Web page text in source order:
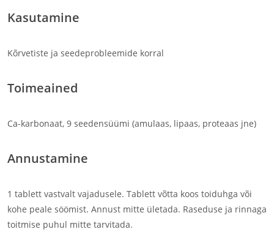
Kasutamine
Kõrvetiste ja seedeprobleemide korral
Toimeained
Ca-karbonaat, 9 seedensüümi (amulaas, lipaas, proteaas jne)
Annustamine
1 tablett vastvalt vajadusele. Tablett võtta koos toiduhga või
kohe peale söömist. Annust mitte ületada. Raseduse ja rinnaga
toitmise puhul mitte tarvitada.